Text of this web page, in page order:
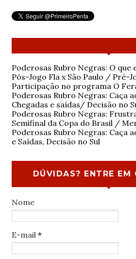
Poderosas Rubro Negras: O
Pós-Jogo Fla x São Paulo / Pré-
Participação no programa O
Poderosas Rubro Negras: Caça
Chegadas e saídas/ Decisão no
Poderosas Rubro Negras:
Semifinal da Copa do Brasil /
Poderosas Rubro Negras: Caça
e Saídas, Decisão no Sul
DÚVIDAS? ENTRE EM
Nome
E-mail *